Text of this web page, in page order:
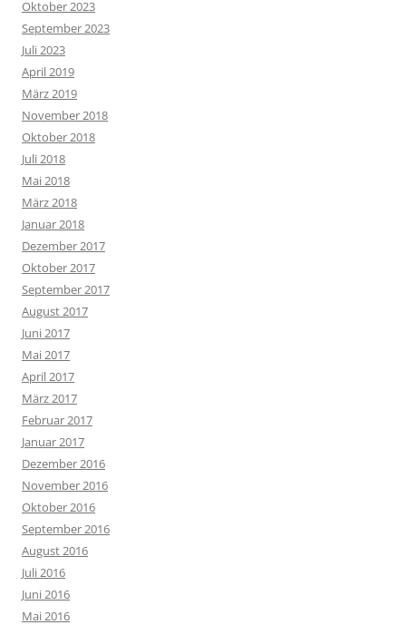
Oktober 2023
September 2023
Juli 2023
April 2019
März 2019
November 2018
Oktober 2018
Juli 2018
Mai 2018
März 2018
Januar 2018
Dezember 2017
Oktober 2017
September 2017
August 2017
Juni 2017
Mai 2017
April 2017
März 2017
Februar 2017
Januar 2017
Dezember 2016
November 2016
Oktober 2016
September 2016
August 2016
Juli 2016
Juni 2016
Mai 2016